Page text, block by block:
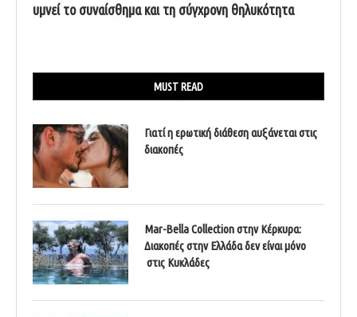
υμνεί το συναίσθημα και τη σύγχρονη θηλυκότητα
MUST READ
Γιατί η ερωτική διάθεση αυξάνεται στις
διακοπές
Mar-Bella Collection στην Κέρκυρα:
Διακοπές στην Ελλάδα δεν είναι μόνο
στις Κυκλάδες